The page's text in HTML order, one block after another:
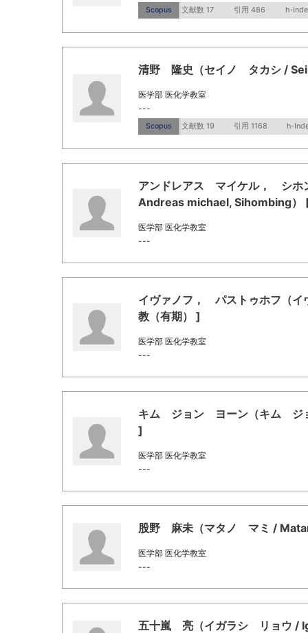
Scopus 文献数 17 引用 486 h-
清野 隆史（セイノ タカシ /
医学部 医化学教室
---
Scopus 文献数 19 引用 1168 h-
アンドレアス マイケル， シホ
Andreas michael, Sihombing）
医学部 医化学教室
---
イヴァノフ， パストゥホフ（
教（有期） ]
医学部 医化学教室
---
キム ジョン ヨーン（キム ジ
]
医学部 医化学教室
---
股野 麻未（マタノ マミ /
医学部 医化学教室
---
五十嵐 亮（イガラシ リョウ /